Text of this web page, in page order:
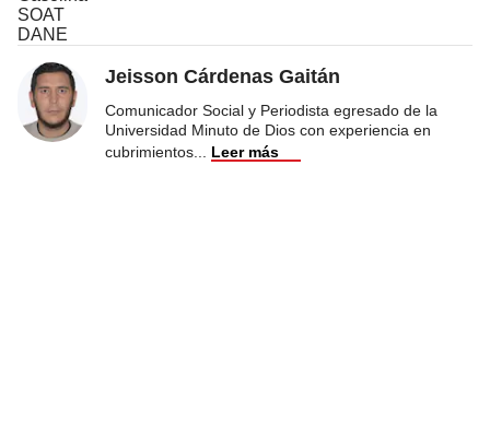
SOAT
DANE
Jeisson Cárdenas Gaitán
Comunicador Social y Periodista egresado de la
Universidad Minuto de Dios con experiencia en
cubrimientos
Leer más